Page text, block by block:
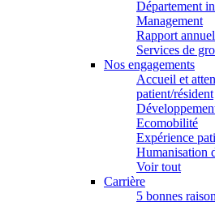
Département
Management
Rapport annuel
Services de
Nos engagements
Accueil et
patient/résident
Ecomobilité
Expérience
Humanisation
Voir tout
Carrière
5 bonnes